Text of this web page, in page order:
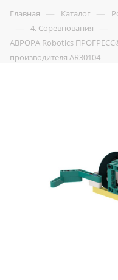
Главная — Каталог —
— 4. Соревнования —
АВРОРА Robotics
производителя AR30104